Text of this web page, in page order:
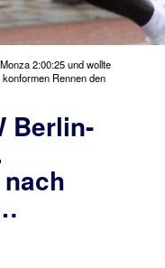
2:00:25 und wollte
Rennen den
Berlin-